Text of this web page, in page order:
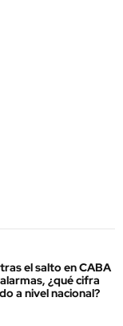
el salto en CABA
¿qué cifra
a nivel nacional?